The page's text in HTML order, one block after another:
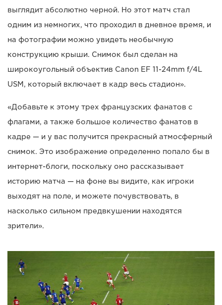
выглядит абсолютно черной. Но этот матч стал
одним из немногих, что проходил в дневное время, и
на фотографии можно увидеть необычную
конструкцию крыши. Снимок был сделан на
широкоугольный объектив Canon EF 11-24mm f/4L
USM, который включает в кадр весь стадион».
«Добавьте к этому трех французских фанатов с
флагами, а также большое количество фанатов в
кадре — и у вас получится прекрасный атмосферный
снимок. Это изображение определенно попало бы в
интернет-блоги, поскольку оно рассказывает
историю матча — на фоне вы видите, как игроки
выходят на поле, и можете почувствовать, в
насколько сильном предвкушении находятся
зрители».